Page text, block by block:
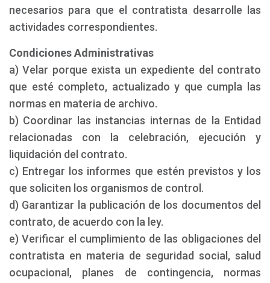
necesarios para que el contratista desarrolle las
actividades correspondientes.
Condiciones Administrativas
a) Velar porque exista un expediente del contrato
que esté completo, actualizado y que cumpla las
normas en materia de archivo.
b) Coordinar las instancias internas de la Entidad
relacionadas con la celebración, ejecución y
liquidación del contrato.
c) Entregar los informes que estén previstos y los
que soliciten los organismos de control.
d) Garantizar la publicación de los documentos del
contrato, de acuerdo con la ley.
e) Verificar el cumplimiento de las obligaciones del
contratista en materia de seguridad social, salud
ocupacional, planes de contingencia, normas